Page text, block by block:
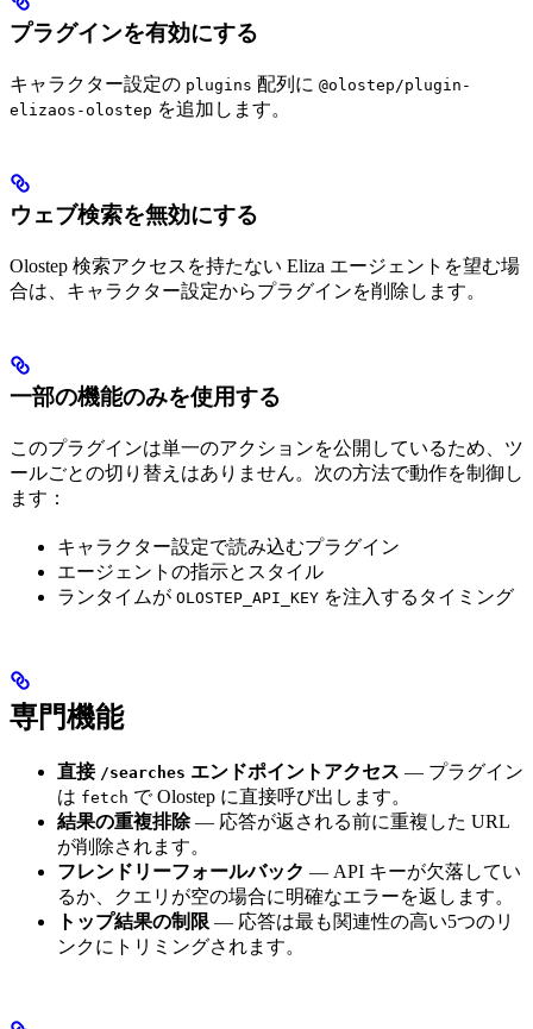
プラグインを有効にする
キャラクター設定の plugins 配列に @olostep/plugin-
elizaos-olostep を追加します。
ウェブ検索を無効にする
Olostep 検索アクセスを持たない Eliza エージェントを望む場
合は、キャラクター設定からプラグインを削除します。
一部の機能のみを使用する
このプラグインは単一のアクションを公開しているため、ツ
ールごとの切り替えはありません。次の方法で動作を制御し
ます：
キャラクター設定で読み込むプラグイン
エージェントの指示とスタイル
ランタイムが OLOSTEP_API_KEY を注入するタイミング
専門機能
直接 /searches エンドポイントアクセス — プラグイン
は fetch で Olostep に直接呼び出します。
結果の重複排除— 応答が返される前に重複した URL
が削除されます。
フレンドリーフォールバック — API キーが欠落してい
るか、クエリが空の場合に明確なエラーを返します。
トップ結果の制限 — 応答は最も関連性の高い5つのリ
ンクにトリミングされます。